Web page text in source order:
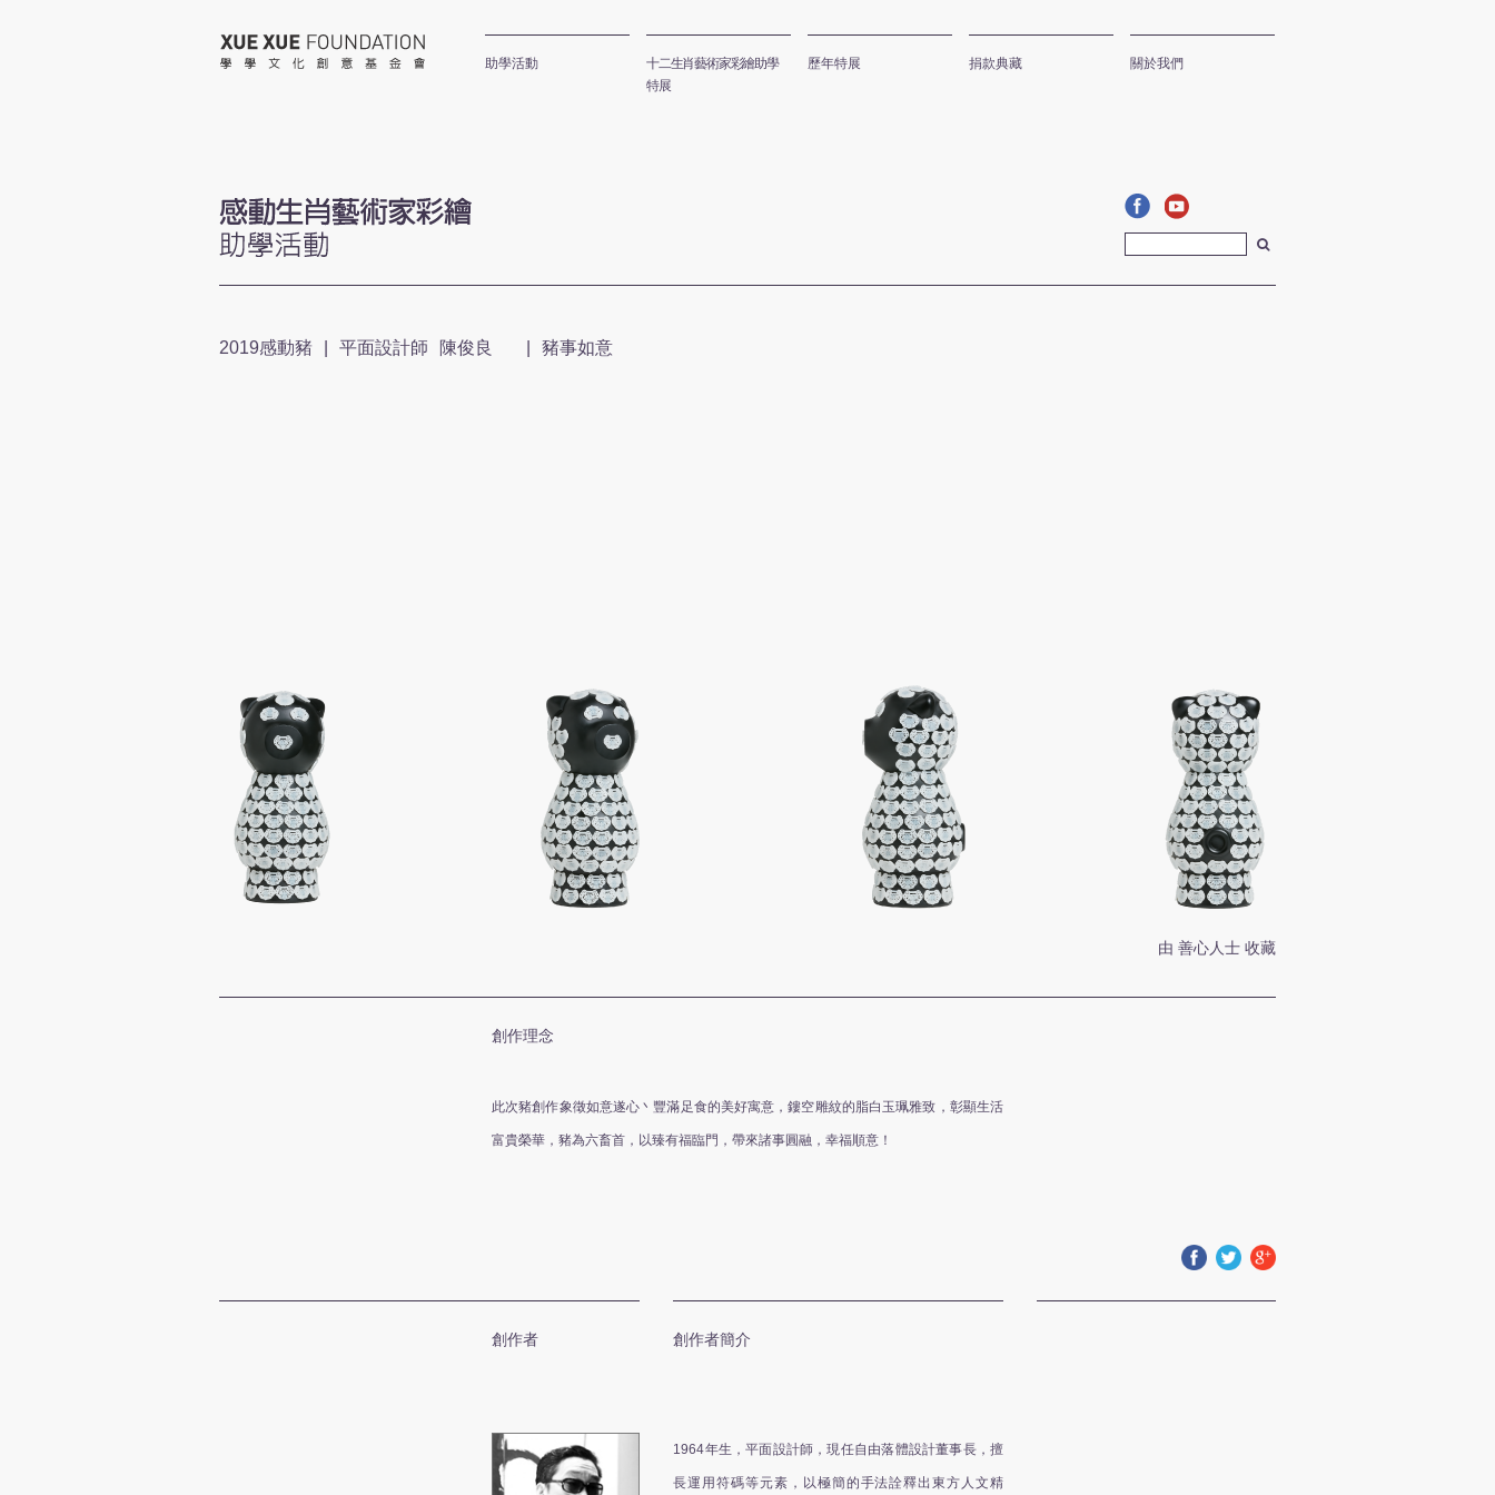
助學活動
十二生肖藝術家彩繪助學
特展
歷年特展 捐款典藏 關於我們
facebook
2019感動豬 平面設計師 陳俊良 豬事如意
由 善心人士 收藏
創作理念
此次豬創作象徵如意遂心丶豐滿足食的美好寓意，鏤空雕紋的脂白玉珮雅致，彰顯生活
富貴榮華，豬為六畜首，以臻有福臨門，帶來諸事圓融，幸福順意！
facebooktwitter
創作者 創作者簡介
1964年生，平面設計師，現任自由落體設計董事長，擅
長運用符碼等元素，以極簡的手法詮釋出東方人文精